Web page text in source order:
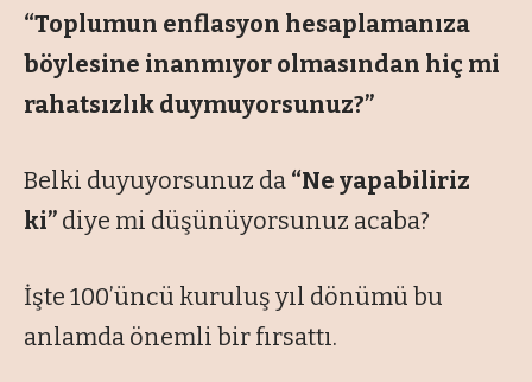
“Toplumun enflasyon hesaplamanıza
böylesine inanmıyor olmasından hiç mi
rahatsızlık duymuyorsunuz?”
Belki duyuyorsunuz da “Ne yapabiliriz
ki” diye mi düşünüyorsunuz acaba?
İşte 100’üncü kuruluş yıl dönümü bu
anlamda önemli bir fırsattı.